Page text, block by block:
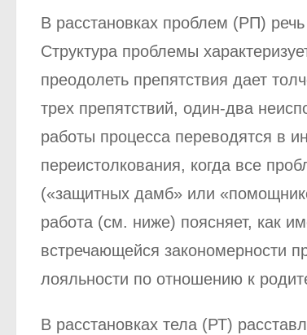
В расстановках проблем (РП)
Структура проблемы
преодолеть препятствия дает
трех препятствий, один-два
работы процесса переводятся в
переистолкования, когда все
(«защитных дамб» или
работа (см. ниже) поясняет, как
встречающейся закономерности
лояльности по отношению к
В расстановках тела (РТ)